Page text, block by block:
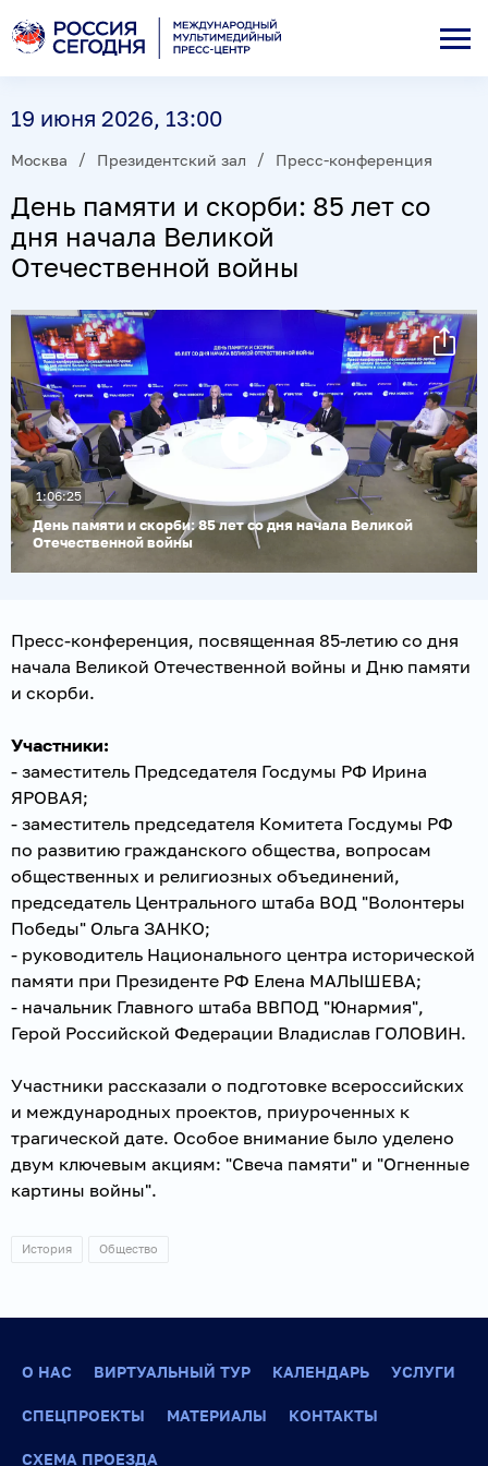
19 июня 2026, 13:00
Москва Президентский зал Пресс-конференция
День памяти и скорби: 85 лет со
дня начала Великой
Отечественной войны
Воспроизвести
День памяти и скорби: 85 лет со дня начала Великой
Отечественной войны
1:06:25
Пресс-конференция, посвященная 85-летию со дня
начала Великой Отечественной войны и Дню памяти
и скорби.
Участники:
- заместитель Председателя Госдумы РФ Ирина
ЯРОВАЯ;
- заместитель председателя Комитета Госдумы РФ
по развитию гражданского общества, вопросам
общественных и религиозных объединений,
председатель Центрального штаба ВОД "Волонтеры
Победы" Ольга ЗАНКО;
- руководитель Национального центра исторической
памяти при Президенте РФ Елена МАЛЫШЕВА;
- начальник Главного штаба ВВПОД "Юнармия",
Герой Российской Федерации Владислав ГОЛОВИН.
Участники рассказали о подготовке всероссийских
и международных проектов, приуроченных к
трагической дате. Особое внимание было уделено
двум ключевым акциям: "Свеча памяти" и "Огненные
картины войны".
История Общество
О НАС ВИРТУАЛЬНЫЙ ТУР КАЛЕНДАРЬ УСЛУГИ
СПЕЦПРОЕКТЫ МАТЕРИАЛЫ КОНТАКТЫ
СХЕМА ПРОЕЗДА